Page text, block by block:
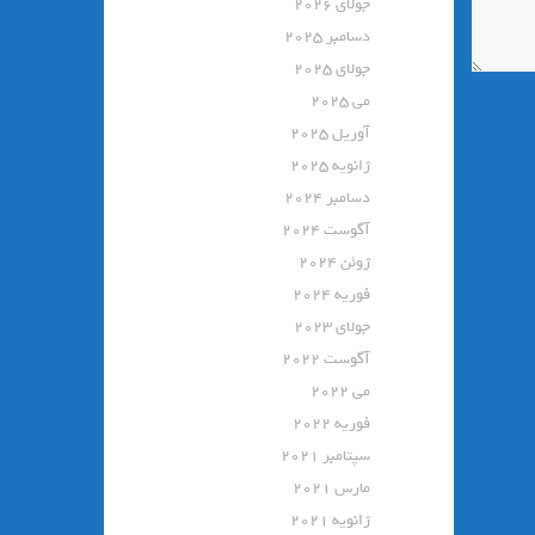
دسامبر 2025
جولای 2025
می 2025
آوریل 2025
ژانویه 2025
دسامبر 2024
آگوست 2024
ژوئن 2024
فوریه 2024
جولای 2023
آگوست 2022
می 2022
فوریه 2022
سپتامبر 2021
مارس 2021
ژانویه 2021